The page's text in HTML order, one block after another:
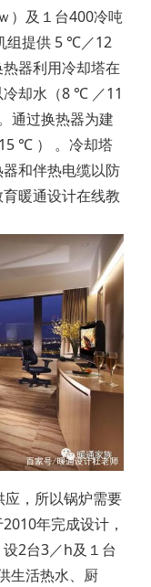
）及１台400冷吨
组提供 5 ℃／12
器利用冷却塔在
却水（8 ℃ ／11
通过换热器为建
℃ ） 。冷却塔
和伴热电缆以防
暖通设计在线教
，所以锅炉需要
年完成设计，
2台3／h及１台
生活热水、厨